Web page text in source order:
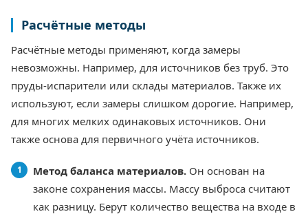
Расчётные методы
Расчётные методы применяют, когда замеры
невозможны. Например, для источников без труб. Это
пруды-испарители или склады материалов. Также их
используют, если замеры слишком дорогие. Например,
для многих мелких одинаковых источников. Они
также основа для первичного учёта источников.
Метод баланса материалов. Он основан на
законе сохранения массы. Массу выброса считают
как разницу. Берут количество вещества на входе в